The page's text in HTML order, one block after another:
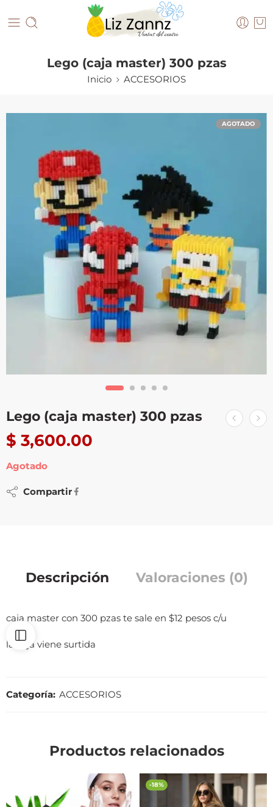
Lego (caja master) 300 pzas
Inicio ACCESORIOS
AGOTADO
Lego (caja master) 300 pzas
$ 3,600.00
Agotado
Compartir
Descripción Valoraciones (0)
caja master con 300 pzas te sale en $12 pesos c/u
la caja viene surtida
Categoría: ACCESORIOS
Productos relacionados
-18%